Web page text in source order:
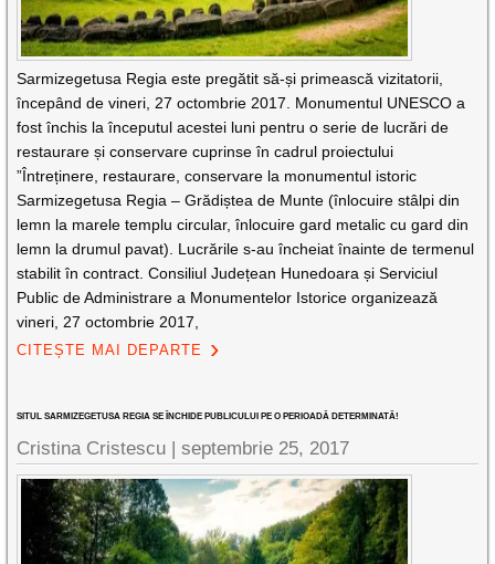
Sarmizegetusa Regia este pregătit să-și primească vizitatorii,
începând de vineri, 27 octombrie 2017. Monumentul UNESCO a
fost închis la începutul acestei luni pentru o serie de lucrări de
restaurare și conservare cuprinse în cadrul proiectului
”Întreținere, restaurare, conservare la monumentul istoric
Sarmizegetusa Regia – Grădiștea de Munte (înlocuire stâlpi din
lemn la marele templu circular, înlocuire gard metalic cu gard din
lemn la drumul pavat). Lucrările s-au încheiat înainte de termenul
stabilit în contract. Consiliul Județean Hunedoara și Serviciul
Public de Administrare a Monumentelor Istorice organizează
vineri, 27 octombrie 2017,
CITEȘTE MAI DEPARTE
SITUL SARMIZEGETUSA REGIA SE ÎNCHIDE PUBLICULUI PE O PERIOADĂ DETERMINATĂ!
Cristina Cristescu |septembrie 25, 2017